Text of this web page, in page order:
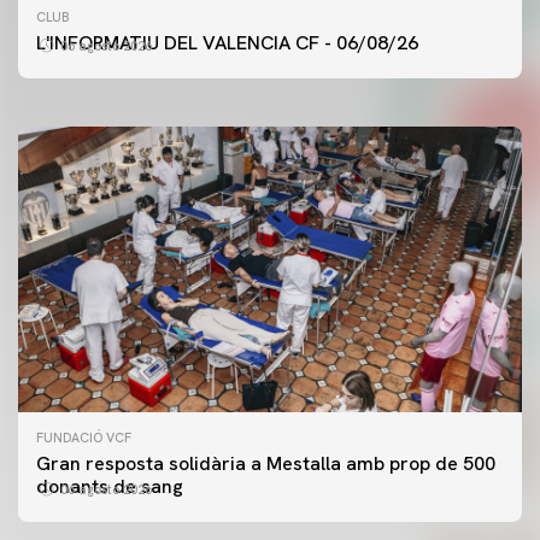
CLUB
L'INFORMATIU DEL VALENCIA CF - 06/08/26
06 agosto 2026
PRIMER EQUIP
ENTRENAMENT DEL VALENCIA CF 6/8/2026
FUNDACIÓ VCF
Gran resposta solidària a Mestalla amb prop de 500
donants de sang
06 agosto 2026